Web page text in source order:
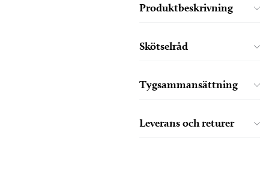
Produktbeskrivning
Skötselråd
Tygsammansättning
Leverans och returer